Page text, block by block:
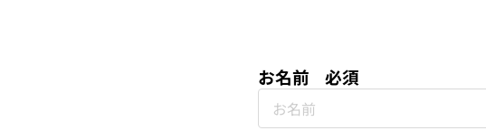
お名前 必須